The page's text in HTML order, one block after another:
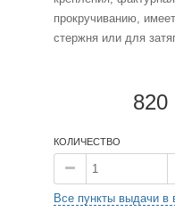
прокручиванию,
стержня или для
820
КОЛИЧЕСТВО
Все пункты выдачи в